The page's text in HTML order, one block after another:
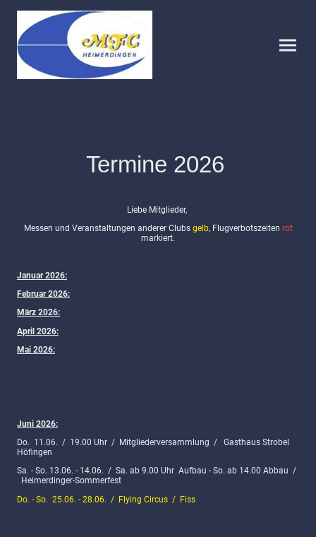
Termine 2026
Liebe Mitglieder,
Messen und Veranstaltungen anderer Clubsgelb, Flugverbotszeiten rot
markiert.
Januar 2026:
Februar 2026:
März 2026:
April 2026:
Mai 2026:
Juni 2026:
Do. 11.06. / 19.00 Uhr / Mitgliederversammlung / Gasthaus Strobel
Höfingen
Sa. - So. 13.06. - 14.06. / Sa. ab 9.00 Uhr Aufbau - So. ab 14.00 Abbau /
Heimerdinger-Sommerfest
Do. - So. 25.06. - 28.06. / Flying Circus / Fiss